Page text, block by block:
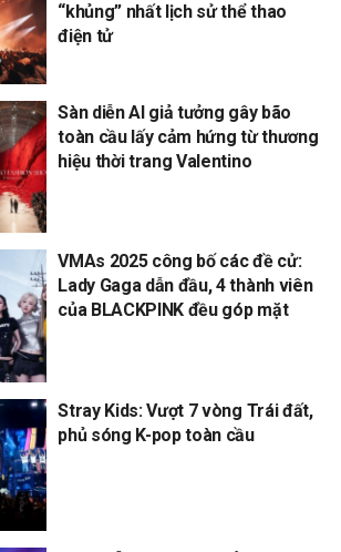
“khủng” nhất lịch sử thể thao
điện tử
Sàn diễn AI giả tưởng gây bão
toàn cầu lấy cảm hứng từ thương
hiệu thời trang Valentino
VMAs 2025 công bố các đề cử:
Lady Gaga dẫn đầu, 4 thành viên
của BLACKPINK đều góp mặt
Stray Kids: Vượt 7 vòng Trái đất,
phủ sóng K-pop toàn cầu